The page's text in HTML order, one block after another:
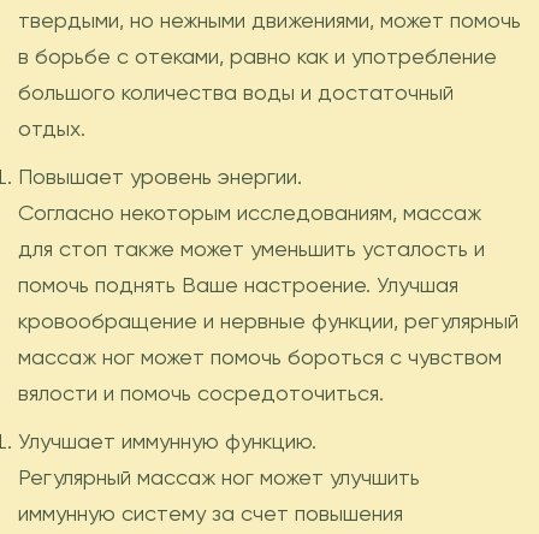
твердыми, но нежными движениями, может помочь
в борьбе с отеками, равно как и употребление
большого количества воды и достаточный
отдых.
Повышает уровень энергии.
Согласно некоторым исследованиям, массаж
для стоп также может уменьшить усталость и
помочь поднять Ваше настроение. Улучшая
кровообращение и нервные функции, регулярный
массаж ног может помочь бороться с чувством
вялости и помочь сосредоточиться.
Улучшает иммунную функцию.
Регулярный массаж ног может улучшить
иммунную систему за счет повышения